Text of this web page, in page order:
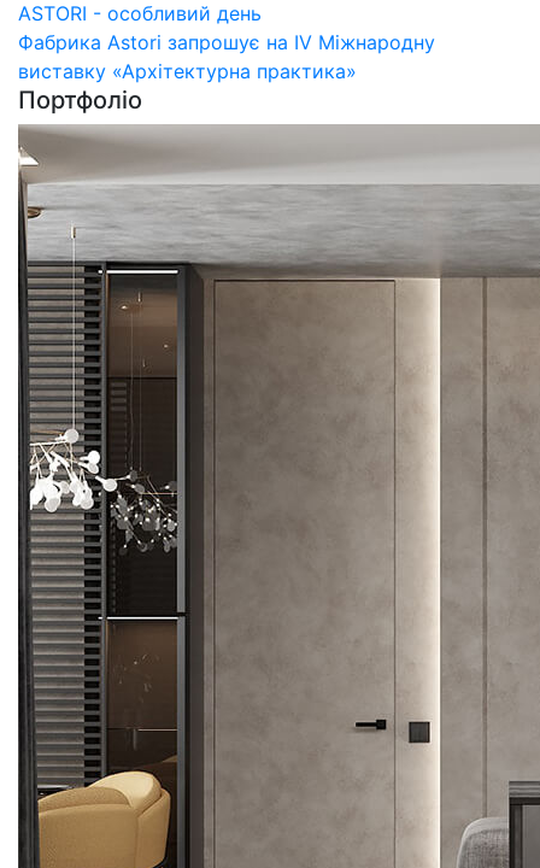
ASTORI - особливий день
Фабрика Astori запрошує на IV Міжнародну
виставку «Архітектурна практика»
Портфоліо